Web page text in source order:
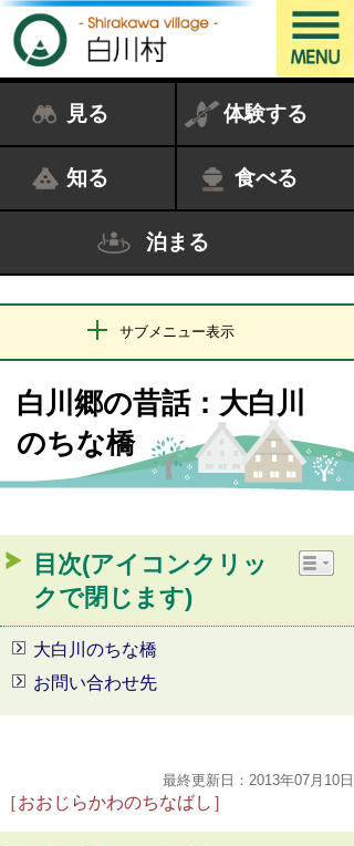
見る 体験する
知る 食べる
泊まる
サブメニュー表示
白川郷の昔話：大白川
のちな橋
目次(アイコンクリッ
クで閉じます)
大白川のちな橋
お問い合わせ先
最終更新日：2013年07月10日
［おおじらかわのちなばし］